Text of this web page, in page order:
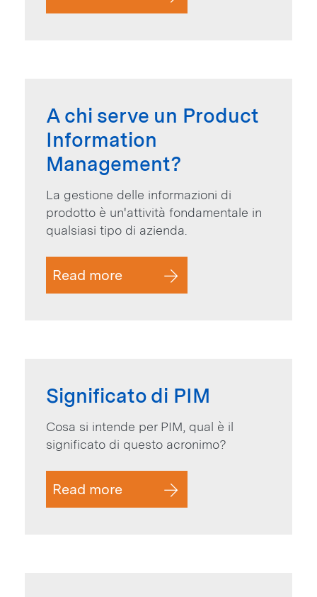
A chi serve un Product
Information
Management?
La gestione delle informazioni di
prodotto è un'attività fondamentale in
qualsiasi tipo di azienda.
Read more
Significato di PIM
Cosa si intende per PIM, qual è il
significato di questo acronimo?
Read more